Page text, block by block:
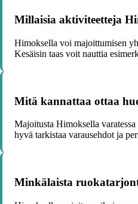
Millaisia aktiviteetteja
Himoksella voi majoittumisen
Kesäisin taas voit nauttia
Mitä kannattaa ottaa
Majoitusta Himoksella
hyvä tarkistaa varausehdot ja
Minkälaista